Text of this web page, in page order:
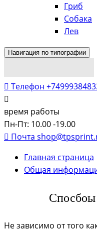
Гриб
Собака
Лев
Навигация по типографии
Телефон
время работы
Пн-Пт: 10.00 -19.00
Почта
Главная страница
Общая
Спосбоы
Не зависимо от того